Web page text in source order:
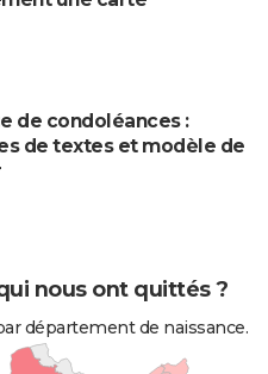
de condoléances :
de textes et modèle de
nous ont quittés ?
département de naissance.